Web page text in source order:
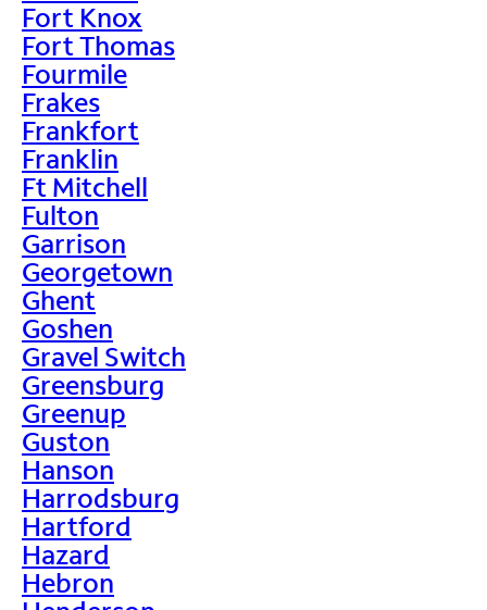
Fort Knox
Fort Thomas
Fourmile
Frakes
Frankfort
Franklin
Ft Mitchell
Fulton
Garrison
Georgetown
Ghent
Goshen
Gravel Switch
Greensburg
Greenup
Guston
Hanson
Harrodsburg
Hartford
Hazard
Hebron